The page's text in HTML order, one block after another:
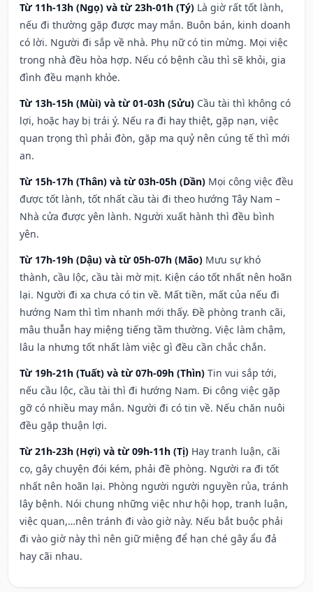
Từ 11h-13h (Ngọ) và từ 23h-01h (Tý) Là giờ rất tốt lành,
nếu đi thường gặp được may mắn. Buôn bán, kinh doanh
có lời. Người đi sắp về nhà. Phụ nữ có tin mừng. Mọi việc
trong nhà đều hòa hợp. Nếu có bệnh cầu thì sẽ khỏi, gia
đình đều mạnh khỏe.
Từ 13h-15h (Mùi) và từ 01-03h (Sửu) Cầu tài thì không có
lợi, hoặc hay bị trái ý. Nếu ra đi hay thiệt, gặp nạn, việc
quan trọng thì phải đòn, gặp ma quỷ nên cúng tế thì mới
an.
Từ 15h-17h (Thân) và từ 03h-05h (Dần) Mọi công việc đều
được tốt lành, tốt nhất cầu tài đi theo hướng Tây Nam –
Nhà cửa được yên lành. Người xuất hành thì đều bình
yên.
Từ 17h-19h (Dậu) và từ 05h-07h (Mão) Mưu sự khó
thành, cầu lộc, cầu tài mờ mịt. Kiện cáo tốt nhất nên hoãn
lại. Người đi xa chưa có tin về. Mất tiền, mất của nếu đi
hướng Nam thì tìm nhanh mới thấy. Đề phòng tranh cãi,
mâu thuẫn hay miệng tiếng tầm thường. Việc làm chậm,
lâu la nhưng tốt nhất làm việc gì đều cần chắc chắn.
Từ 19h-21h (Tuất) và từ 07h-09h (Thìn) Tin vui sắp tới,
nếu cầu lộc, cầu tài thì đi hướng Nam. Đi công việc gặp
gỡ có nhiều may mắn. Người đi có tin về. Nếu chăn nuôi
đều gặp thuận lợi.
Từ 21h-23h (Hợi) và từ 09h-11h (Tị) Hay tranh luận, cãi
cọ, gây chuyện đói kém, phải đề phòng. Người ra đi tốt
nhất nên hoãn lại. Phòng người người nguyền rủa, tránh
lây bệnh. Nói chung những việc như hội họp, tranh luận,
việc quan,…nên tránh đi vào giờ này. Nếu bắt buộc phải
đi vào giờ này thì nên giữ miệng để hạn ché gây ẩu đả
hay cãi nhau.